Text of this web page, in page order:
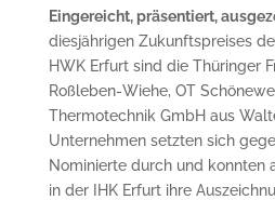
Eingereicht, präsentiert,
diesjährigen Zukunftspreises
HWK Erfurt sind die Thüringer
Roßleben-Wiehe, OT
Thermotechnik GmbH aus
Unternehmen setzten sich
Nominierte durch und konnten
in der IHK Erfurt ihre